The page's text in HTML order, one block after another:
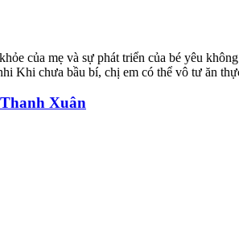
của mẹ và sự phát triển của bé yêu
Khi chưa bầu bí, chị em có thể vô tư ăn
Xuân